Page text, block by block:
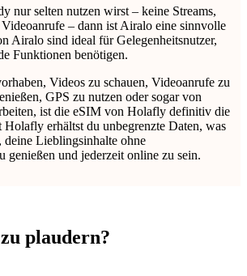
nur selten nutzen wirst – keine Streams,
– dann ist Airalo eine sinnvolle
Airalo sind ideal für Gelegenheitsnutzer,
Funktionen benötigen.
Videos zu schauen, Videoanrufe zu
GPS zu nutzen oder sogar von
ist die eSIM von Holafly definitiv die
Holafly erhältst du unbegrenzte Daten, was
Lieblingsinhalte ohne
genießen und jederzeit online zu sein.
plaudern?